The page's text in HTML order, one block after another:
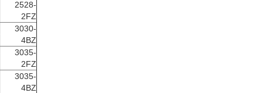
2528-
2FZ
3030-
4BZ
3035-
2FZ
3035-
4BZ